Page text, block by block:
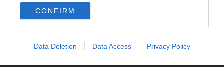
CONFIRM
Data Deletion Data Access Privacy Policy